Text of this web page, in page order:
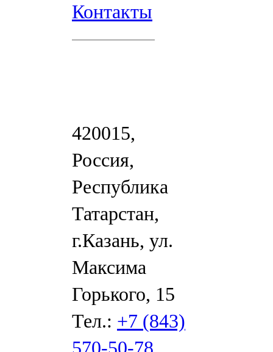
Контакты
420015,
Россия,
Республика
Татарстан,
г.Казань, ул.
Максима
Горького, 15
Тел.: +7 (843)